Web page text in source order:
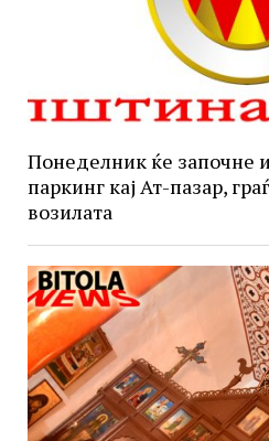
Понеделник ќе започне
паркинг кај Ат-пазар,
возилата